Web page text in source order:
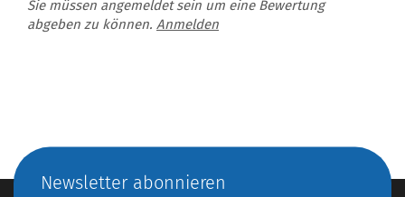
Sie müssen angemeldet sein um eine Bewertung
abgeben zu können. Anmelden
Newsletter abonnieren